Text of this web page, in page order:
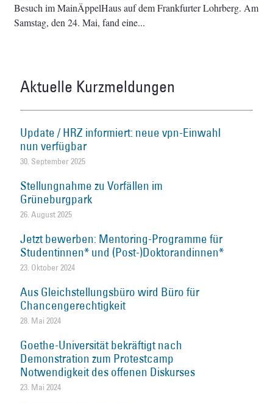
Besuch im MainÄppelHaus auf dem Frankfurter Lohrberg. Am
Samstag, den 24. Mai, fand eine
Aktuelle Kurzmeldungen
Update / HRZ informiert: neue vpn-Einwahl
nun verfügbar
30. September 2025
Stellungnahme zu Vorfällen im
Grüneburgpark
26. August 2025
Jetzt bewerben: Mentoring-Programme für
Studentinnen* und (Post-)Doktorandinnen*
23. Oktober 2024
Aus Gleichstellungsbüro wird Büro für
Chancengerechtigkeit
28. Mai 2024
Goethe-Universität bekräftigt nach
Demonstration zum Protestcamp
Notwendigkeit des offenen Diskurses
23. Mai 2024